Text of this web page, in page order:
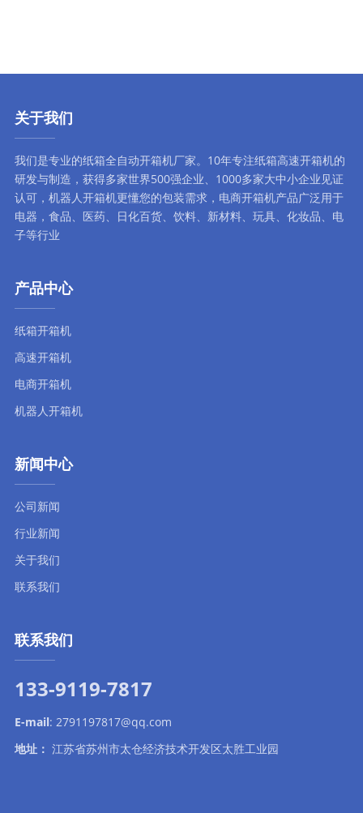
关于我们
我们是专业的纸箱全自动开箱机厂家。10年专注纸箱高速开箱机的
研发与制造，获得多家世界500强企业、1000多家大中小企业见证
认可， 机器人开箱机更懂您的包装需求， 电商开箱机产品广泛用于
电器，食品、医药、日化百货、饮料、新材料、玩具、化妆品、电
子等行业
产品中心
纸箱开箱机
高速开箱机
电商开箱机
机器人开箱机
新闻中心
公司新闻
行业新闻
关于我们
联系我们
联系我们
133-9119-7817
E-mail: 2791197817@qq.com
地址： 江苏省苏州市太仓经济技术开发区太胜工业园